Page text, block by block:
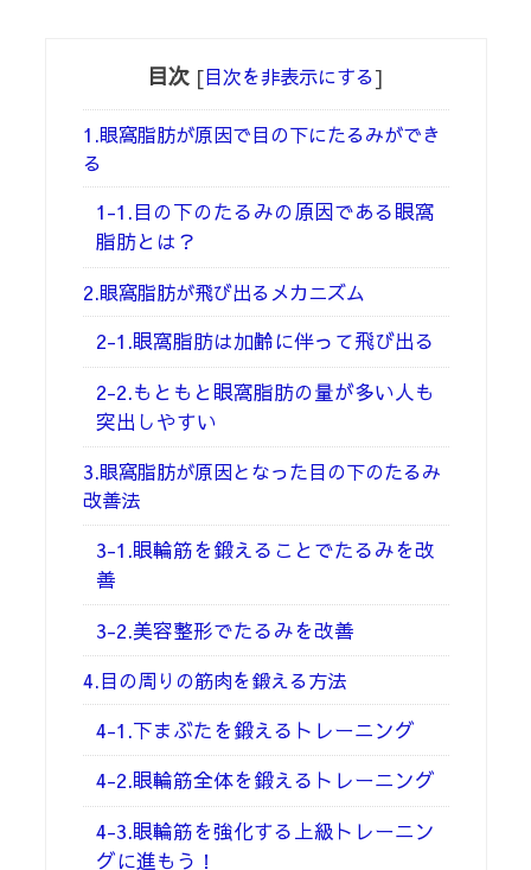
目次 [目次を非表示にする]
1.眼窩脂肪が原因で目の下にたるみができ
る
1-1.目の下のたるみの原因である眼窩
脂肪とは？
2.眼窩脂肪が飛び出るメカニズム
2-1.眼窩脂肪は加齢に伴って飛び出る
2-2.もともと眼窩脂肪の量が多い人も
突出しやすい
3.眼窩脂肪が原因となった目の下のたるみ
改善法
3-1.眼輪筋を鍛えることでたるみを改
善
3-2.美容整形でたるみを改善
4.目の周りの筋肉を鍛える方法
4-1.下まぶたを鍛えるトレーニング
4-2.眼輪筋全体を鍛えるトレーニング
4-3.眼輪筋を強化する上級トレーニン
グに進もう！